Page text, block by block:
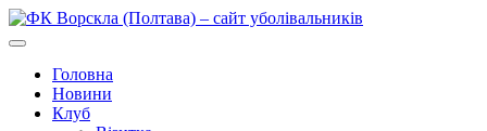
Головна
Новини
Клуб